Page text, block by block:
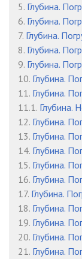
5. Глубина.
6. Глубина.
7. Глубина.
8. Глубина.
9. Глубина.
10. Глубина.
11. Глубина.
11.1. Глубина.
12. Глубина.
13. Глубина.
14. Глубина.
15. Глубина.
16. Глубина.
17. Глубина.
18. Глубина.
19. Глубина.
20. Глубина.
21. Глубина.